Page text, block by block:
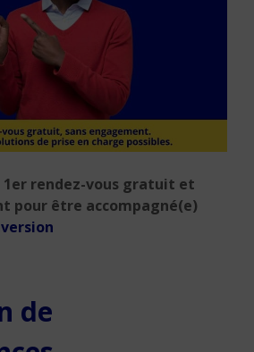
1er rendez-vous gratuit et
pour être accompagné(e)
de